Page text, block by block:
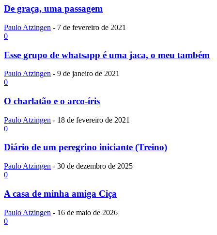
De graça, uma passagem
Paulo Atzingen - 7 de fevereiro de 2021
0
Esse grupo de whatsapp é uma jaca, o meu também
Paulo Atzingen - 9 de janeiro de 2021
0
O charlatão e o arco-í­ris
Paulo Atzingen - 18 de fevereiro de 2021
0
Diário de um peregrino iniciante (Treino)
Paulo Atzingen - 30 de dezembro de 2025
0
A casa de minha amiga Ciça
Paulo Atzingen - 16 de maio de 2026
0